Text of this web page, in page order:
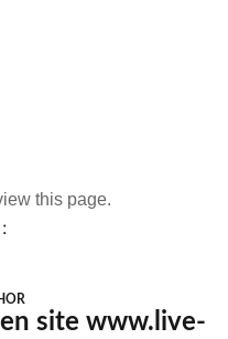
this page.
site www.live-